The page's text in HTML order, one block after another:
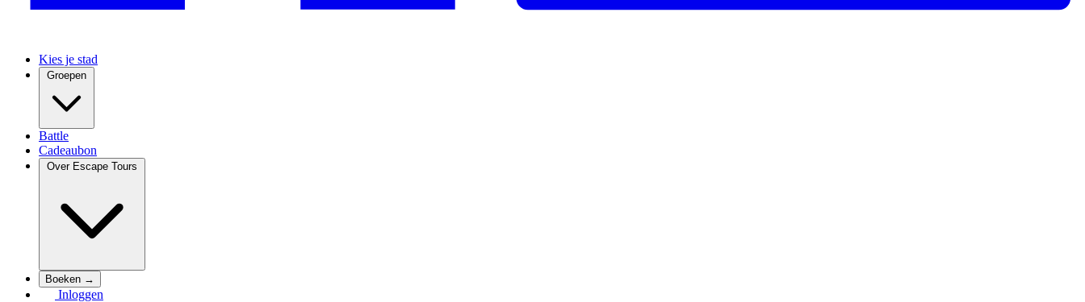
Kies je stad
Groepen
Battle
Cadeaubon
Over Escape Tours
Boeken →
Inloggen